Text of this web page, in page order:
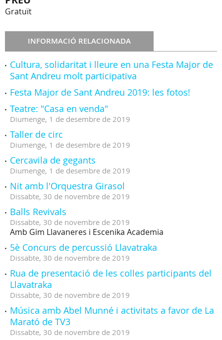
Gratuït
INFORMACIÓ RELACIONADA
Cultura, solidaritat i lleure en una Festa Major de
Sant Andreu molt participativa
Festa Major de Sant Andreu 2019: les fotos!
Teatre: "Casa en venda"
Diumenge, 1 de desembre de 2019
Taller de circ
Diumenge, 1 de desembre de 2019
Cercavila de gegants
Diumenge, 1 de desembre de 2019
Nit amb l'Orquestra Girasol
Dissabte, 30 de novembre de 2019
Balls Revivals
Dissabte, 30 de novembre de 2019
Amb Gim Llavaneres i Escenika Academia
5è Concurs de percussió Llavatraka
Dissabte, 30 de novembre de 2019
Rua de presentació de les colles participants del
Llavatraka
Dissabte, 30 de novembre de 2019
Música amb Abel Munné i activitats a favor de La
Marató de TV3
Dissabte, 30 de novembre de 2019